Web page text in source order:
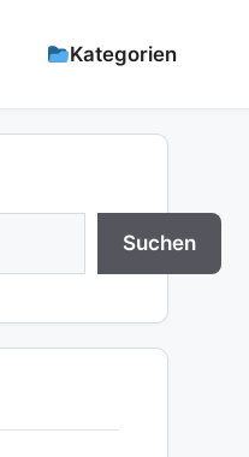
Kategorien
Suchen